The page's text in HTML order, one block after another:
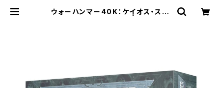
ウォーハンマー40K：ケイオス・スペ